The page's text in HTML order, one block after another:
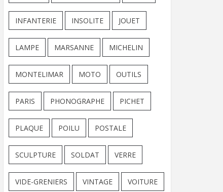
INFANTERIE INSOLITE JOUET
LAMPE MARSANNE MICHELIN
MONTELIMAR MOTO OUTILS
PARIS PHONOGRAPHE PICHET
PLAQUE POILU POSTALE
SCULPTURE SOLDAT VERRE
VIDE-GRENIERS VINTAGE VOITURE